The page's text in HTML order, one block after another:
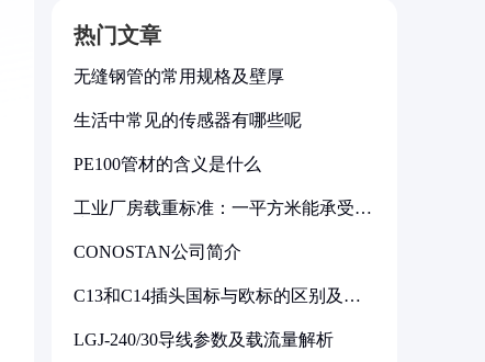
热门文章
无缝钢管的常用规格及壁厚
生活中常见的传感器有哪些呢
PE100管材的含义是什么
工业厂房载重标准：一平方米能承受多
CONOSTAN公司简介
C13和C14插头国标与欧标的区别及其
LGJ-240/30导线参数及载流量解析